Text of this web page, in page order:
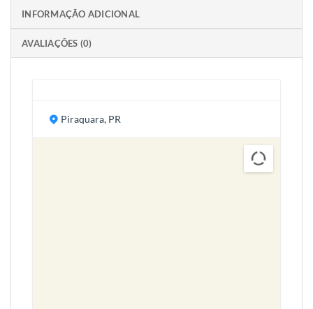
INFORMAÇÃO ADICIONAL
AVALIAÇÕES (0)
Piraquara, PR